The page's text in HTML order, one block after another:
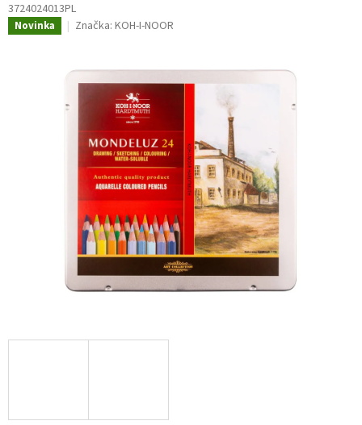
3724024013PL
Novinka Značka: KOH-I-NOOR